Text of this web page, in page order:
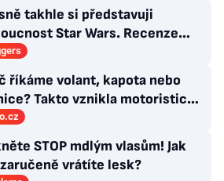
takhle si představuji
Star Wars. Recenze
Wars: The Ninth Jedi
říkáme volant, kapota nebo
Takto vznikla motoristická
která zná každý
STOP mdlým vlasům! Jak
vrátíte lesk?